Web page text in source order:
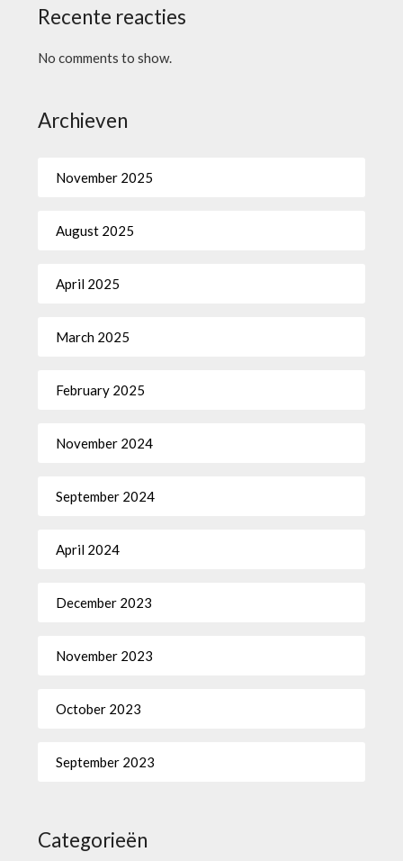
Recente reacties
No comments to show.
Archieven
November 2025
August 2025
April 2025
March 2025
February 2025
November 2024
September 2024
April 2024
December 2023
November 2023
October 2023
September 2023
Categorieën